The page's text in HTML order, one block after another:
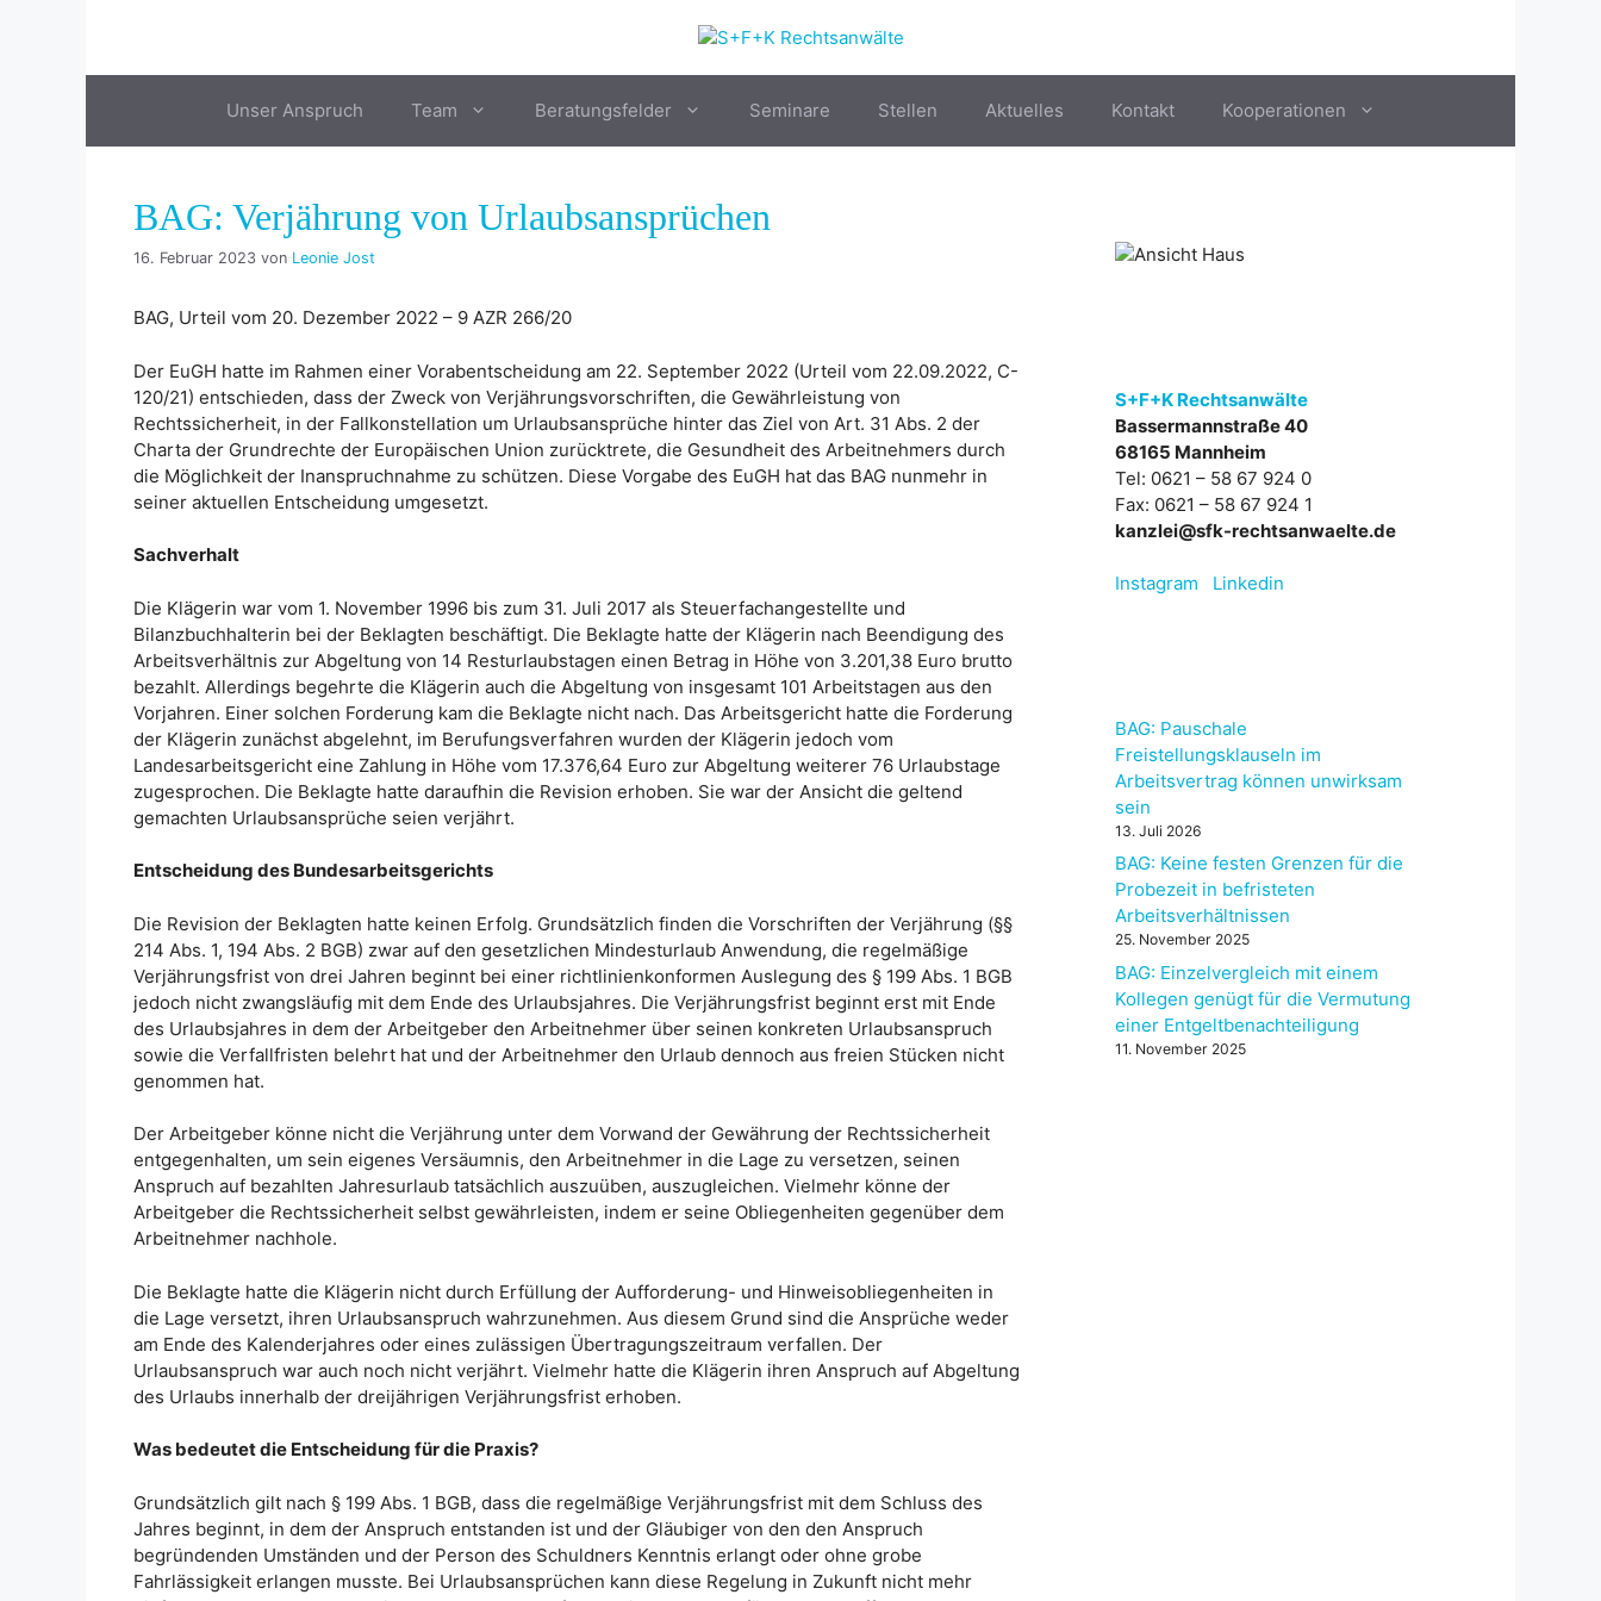
Unser Anspruch Team Beratungsfelder Seminare Stellen Aktuelles Kontakt Kooperationen
BAG: Verjährung von Urlaubsansprüchen
16. Februar 2023 von Leonie Jost
BAG, Urteil vom 20. Dezember 2022 – 9 AZR 266/20
Der EuGH hatte im Rahmen einer Vorabentscheidung am 22. September 2022 (Urteil vom 22.09.2022, C-
120/21) entschieden, dass der Zweck von Verjährungsvorschriften, die Gewährleistung von
Rechtssicherheit, in der Fallkonstellation um Urlaubsansprüche hinter das Ziel von Art. 31 Abs. 2 der
Charta der Grundrechte der Europäischen Union zurücktrete, die Gesundheit des Arbeitnehmers durch
die Möglichkeit der Inanspruchnahme zu schützen. Diese Vorgabe des EuGH hat das BAG nunmehr in
seiner aktuellen Entscheidung umgesetzt.
Sachverhalt
Die Klägerin war vom 1. November 1996 bis zum 31. Juli 2017 als Steuerfachangestellte und
Bilanzbuchhalterin bei der Beklagten beschäftigt. Die Beklagte hatte der Klägerin nach Beendigung des
Arbeitsverhältnis zur Abgeltung von 14 Resturlaubstagen einen Betrag in Höhe von 3.201,38 Euro brutto
bezahlt. Allerdings begehrte die Klägerin auch die Abgeltung von insgesamt 101 Arbeitstagen aus den
Vorjahren. Einer solchen Forderung kam die Beklagte nicht nach. Das Arbeitsgericht hatte die Forderung
der Klägerin zunächst abgelehnt, im Berufungsverfahren wurden der Klägerin jedoch vom
Landesarbeitsgericht eine Zahlung in Höhe vom 17.376,64 Euro zur Abgeltung weiterer 76 Urlaubstage
zugesprochen. Die Beklagte hatte daraufhin die Revision erhoben. Sie war der Ansicht die geltend
gemachten Urlaubsansprüche seien verjährt.
Entscheidung des Bundesarbeitsgerichts
Die Revision der Beklagten hatte keinen Erfolg. Grundsätzlich finden die Vorschriften der Verjährung (§§
214 Abs. 1, 194 Abs. 2 BGB) zwar auf den gesetzlichen Mindesturlaub Anwendung, die regelmäßige
Verjährungsfrist von drei Jahren beginnt bei einer richtlinienkonformen Auslegung des § 199 Abs. 1 BGB
jedoch nicht zwangsläufig mit dem Ende des Urlaubsjahres. Die Verjährungsfrist beginnt erst mit Ende
des Urlaubsjahres in dem der Arbeitgeber den Arbeitnehmer über seinen konkreten Urlaubsanspruch
sowie die Verfallfristen belehrt hat und der Arbeitnehmer den Urlaub dennoch aus freien Stücken nicht
genommen hat.
Der Arbeitgeber könne nicht die Verjährung unter dem Vorwand der Gewährung der Rechtssicherheit
entgegenhalten, um sein eigenes Versäumnis, den Arbeitnehmer in die Lage zu versetzen, seinen
Anspruch auf bezahlten Jahresurlaub tatsächlich auszuüben, auszugleichen. Vielmehr könne der
Arbeitgeber die Rechtssicherheit selbst gewährleisten, indem er seine Obliegenheiten gegenüber dem
Arbeitnehmer nachhole.
Die Beklagte hatte die Klägerin nicht durch Erfüllung der Aufforderung- und Hinweisobliegenheiten in
die Lage versetzt, ihren Urlaubsanspruch wahrzunehmen. Aus diesem Grund sind die Ansprüche weder
am Ende des Kalenderjahres oder eines zulässigen Übertragungszeitraum verfallen. Der
Urlaubsanspruch war auch noch nicht verjährt. Vielmehr hatte die Klägerin ihren Anspruch auf Abgeltung
des Urlaubs innerhalb der dreijährigen Verjährungsfrist erhoben.
Was bedeutet die Entscheidung für die Praxis?
Grundsätzlich gilt nach § 199 Abs. 1 BGB, dass die regelmäßige Verjährungsfrist mit dem Schluss des
Jahres beginnt, in dem der Anspruch entstanden ist und der Gläubiger von den den Anspruch
begründenden Umständen und der Person des Schuldners Kenntnis erlangt oder ohne grobe
Fahrlässigkeit erlangen musste. Bei Urlaubsansprüchen kann diese Regelung in Zukunft nicht mehr
S+F+K Rechtsanwälte
Bassermannstraße 40
68165 Mannheim
Tel: 0621 – 58 67 924 0
Fax: 0621 – 58 67 924 1
kanzlei@sfk-rechtsanwaelte.de
Instagram Linkedin
BAG: Pauschale
Freistellungsklauseln im
Arbeitsvertrag können unwirksam
sein
13. Juli 2026
BAG: Keine festen Grenzen für die
Probezeit in befristeten
Arbeitsverhältnissen
25. November 2025
BAG: Einzelvergleich mit einem
Kollegen genügt für die Vermutung
einer Entgeltbenachteiligung
11. November 2025